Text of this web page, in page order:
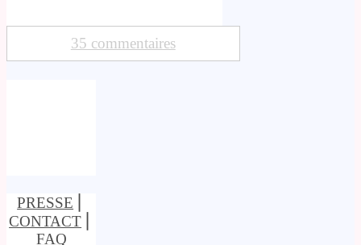
35 commentaires
PRESSE
CONTACT
FAQ